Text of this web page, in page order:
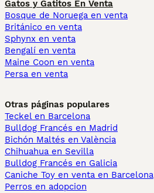
Gatos y Gatitos En Venta
Bosque de Noruega en venta
Británico en venta
Sphynx en venta
Bengalí en venta
Maine Coon en venta
Persa en venta
Otras páginas populares
Teckel en Barcelona
Bulldog Francés en Madrid
Bichón Maltés en València
Chihuahua en Sevilla
Bulldog Francés en Galicia
Caniche Toy en venta en Barcelona
Perros en adopcion